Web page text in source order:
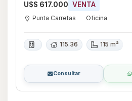
U$S 617.000 VENTA
Punta Carretas Oficina
115.36 115 m²
Consultar